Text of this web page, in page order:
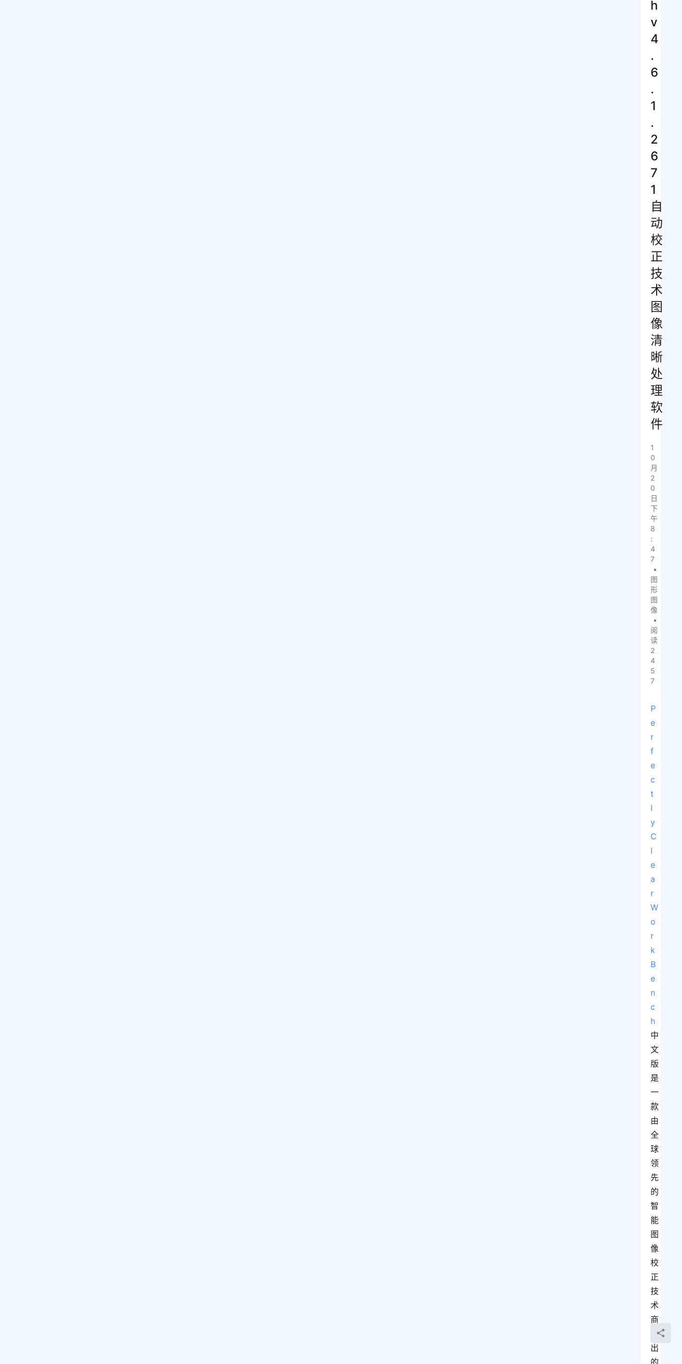
h
v
4
.
6
.
1
.
2
6
7
1
自
动
校
正
技
术
图
像
清
晰
处
理
软
件
1
0
月
2
0
日
下
午
8
:
4
7
•
图
形
图
像
•
阅
读
2
4
5
7
P
e
r
f
e
c
t
l
y
C
l
e
a
r
W
o
r
k
B
e
n
c
h
中
文
版
是
一
款
由
全
球
领
先
的
智
能
图
像
校
正
技
术
商
推
出
的